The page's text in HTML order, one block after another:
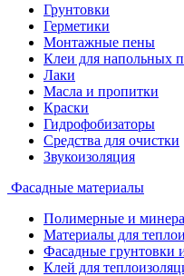
Грунтовки
Герметики
Монтажные пены
Клеи для напольных
Лаки
Масла и пропитки
Краски
Гидрофобизаторы
Средства для очистки
Звукоизоляция
Фасадные материалы
Полимерные и
Материалы для
Фасадные грунтовки
Клей для